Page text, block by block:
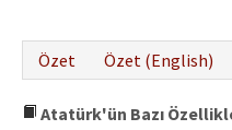
Özet
Özet (English)
Atatürk'ün Bazı